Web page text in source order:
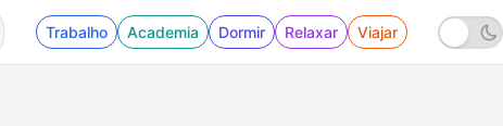
Trabalho Academia Dormir Relaxar Viajar